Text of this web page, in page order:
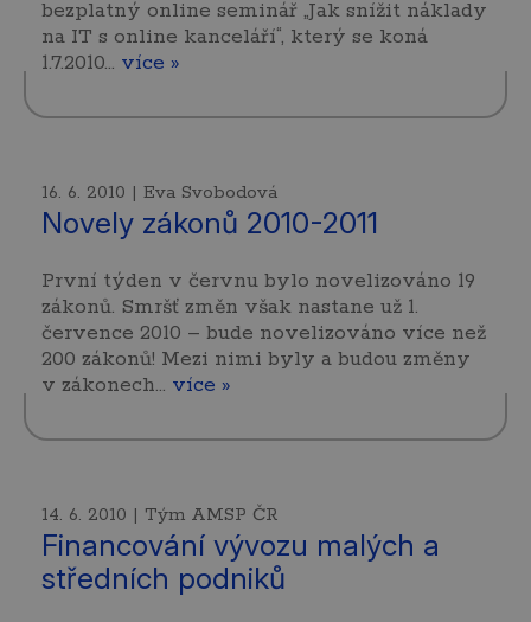
bezplatný online seminář „Jak snížit náklady
na IT s online kanceláří“, který se koná
1.7.2010… více »
16. 6. 2010 | Eva Svobodová
Novely zákonů 2010-2011
První týden v červnu bylo novelizováno 19
zákonů. Smršť změn však nastane už 1.
července 2010 – bude novelizováno více než
200 zákonů! Mezi nimi byly a budou změny
v zákonech… více »
14. 6. 2010 | Tým AMSP ČR
Financování vývozu malých a
středních podniků